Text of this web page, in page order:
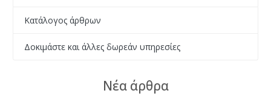
Κατάλογος άρθρων
Δοκιμάστε και άλλες δωρεάν υπηρεσίες
Νέα άρθρα